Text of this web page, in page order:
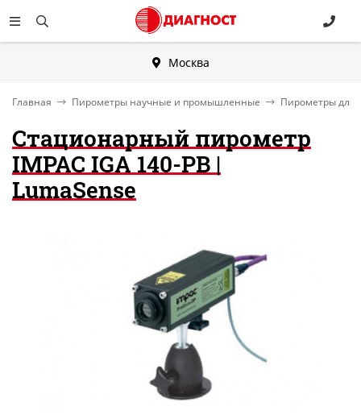
Москва
Главная Пирометры научные и промышленные Пирометры для
Стационарный пирометр
IMPAC IGA 140-PB |
LumaSense